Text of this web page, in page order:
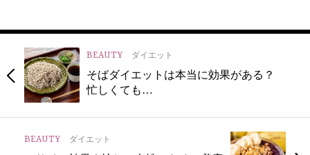
BEAUTY ダイエット
そばダイエットは本当に効果がある？
忙しくても…
BEAUTY ダイエット